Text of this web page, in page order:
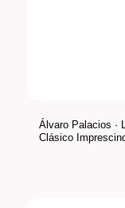
Álvaro Palacios ·
Clásico